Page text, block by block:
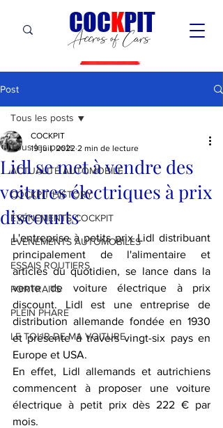
Accros of Cars
COCKPIT
Post
Tous les posts
ACTUALITÉ AUTOMOBILE
COCKPIT HiSTORY
ÉVÉNEMENTS COCKPIT
ÉVÉNEMENTS AUTOMOBILES
ESSAIS ROUTIERS
PORTRAITS
PLEIN PHARE
LE TOUR DE MA VOITURE
Tous les posts
Lidl se met à vendre des
voitures électriques à prix
discounts
COCKPIT
19 juil. 2022 2 min de lecture
L'entreprise à petits prix Lidl distribuant
principalement de l'alimentaire et
articles du quotidien, se lance dans la
vente de voiture électrique à prix
discount. Lidl est une entreprise de
distribution allemande fondée en 1930
et présente à travers vingt-six pays en
Europe et USA.
En effet, Lidl allemands et autrichiens
commencent à proposer une voiture
électrique à petit prix dès 222 € par
mois.